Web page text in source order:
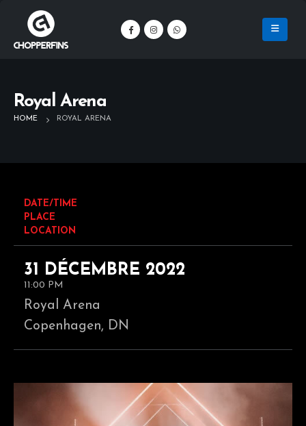
Royal Arena
HOME ROYAL ARENA
DATE/TIME
PLACE
LOCATION
31 DÉCEMBRE 2022
11:00 PM
Royal Arena
Copenhagen, DN